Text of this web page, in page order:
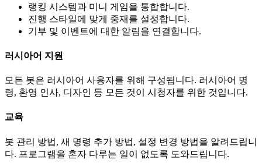
랭킹 시스템과 미니 게임을 통합합니다.
진행 스타일에 맞게 중재를 설정합니다.
기부 및 이벤트에 대한 알림을 연결합니다.
러시아어 지원
모든 봇은 러시아어 사용자를 위해 구성됩니다. 러시아어 명
령, 환영 인사, 디자인 등 모든 것이 시청자를 위한 것입니다.
교육
봇 관리 방법, 새 명령 추가 방법, 설정 변경 방법을 알려드립니
다. 프로그램을 혼자 다루는 일이 없도록 도와드립니다.